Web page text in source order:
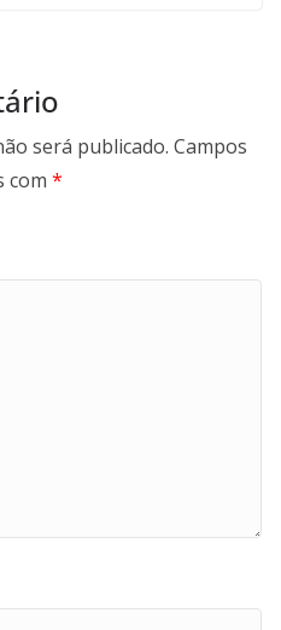
será publicado. Campos
com *